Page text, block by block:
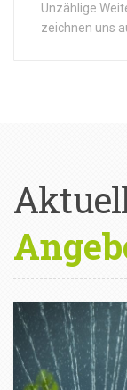
Unzählige
zeichnen uns